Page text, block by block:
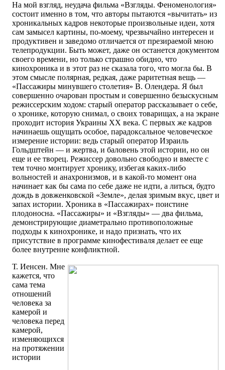
На мой взгляд, неудача фильма «Взгляды. Феноменология»
состоит именно в том, что авторы пытаются «вычитать» из
хроникальных кадров некоторые произвольные идеи, хотя
сам замысел картины, по-моему, чрезвычайно интересен и
продуктивен и заведомо отличается от презираемой мною
телепродукции. Быть может, даже он останется документом
своего времени, но только страшно обидно, что
кинохроника и в этот раз не сказала того, что могла бы. В
этом смысле полярная, редкая, даже раритетная вещь —
«Пассажиры минувшего столетия» В. Олендера. Я был
совершенно очарован простым и совершенно безыскусным
режиссерским ходом: старый оператор рассказывает о себе,
о хронике, которую снимал, о своих товарищах, а на экране
проходит история Украины ХХ века. С первых же кадров
начинаешь ощущать особое, парадоксальное человеческое
измерение истории: ведь старый оператор Израиль
Гольдштейн — и жертва, и баловень этой истории, но он
еще и ее творец. Режиссер довольно свободно и вместе с
тем точно монтирует хронику, избегая каких-либо
вольностей и анахронизмов, и в какой-то момент она
начинает как бы сама по себе даже не идти, а литься, будто
дождь в довженковской «Земле», делая зримым вкус, цвет и
запах истории. Хроника в «Пассажирах» поистине
плодоносна. «Пассажиры» и «Взгляды» — два фильма,
демонстрирующие диаметрально противоположные
подходы к кинохронике, и надо признать, что их
присутствие в программе кинофестиваля делает ее еще
более внутренне конфликтной.
Т. Иенсен. Мне
кажется, что
сама тема
отношений
человека за
камерой и
человека перед
камерой,
изменяющихся
на протяжении
истории